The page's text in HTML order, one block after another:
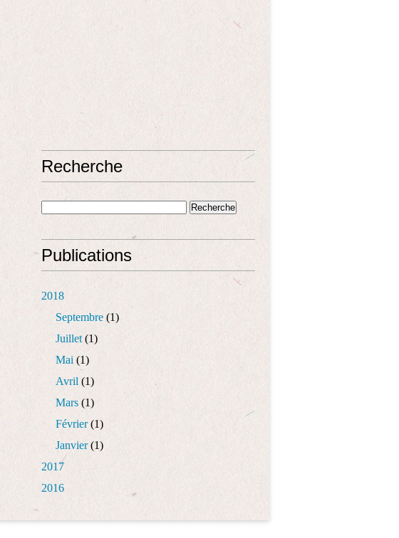
Recherche
Publications
2018
Septembre (1)
Juillet(1)
Mai (1)
Avril (1)
Mars (1)
Février(1)
Janvier(1)
2017
2016